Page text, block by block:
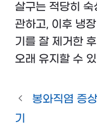
살구는 적당히
관하고, 이후 냉
기를 잘 제거한
오래 유지할 수
봉와직염 증
기